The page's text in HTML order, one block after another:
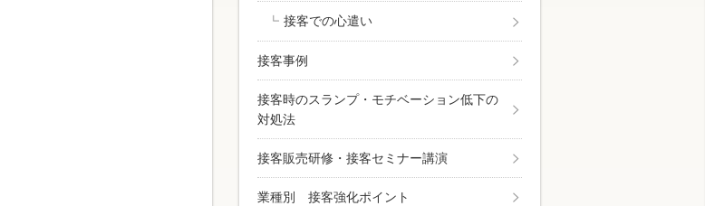
接客での心遣い
接客事例
接客時のスランプ・モチベーション低下の
対処法
接客販売研修・接客セミナー講演
業種別 接客強化ポイント